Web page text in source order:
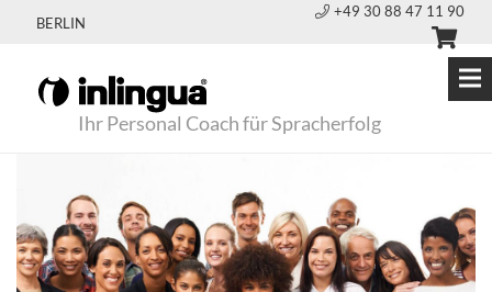
BERLIN
+49 30 88 47 11 90
Ihr Personal Coach für Spracherfolg